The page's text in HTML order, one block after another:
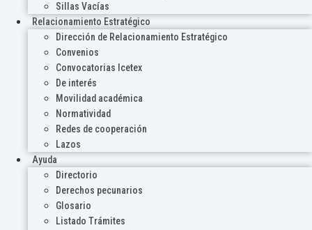
Sillas Vacías
Relacionamiento Estratégico
Dirección de Relacionamiento Estratégico
Convenios
Convocatorias Icetex
De interés
Movilidad académica
Normatividad
Redes de cooperación
Lazos
Ayuda
Directorio
Derechos pecunarios
Glosario
Listado Trámites